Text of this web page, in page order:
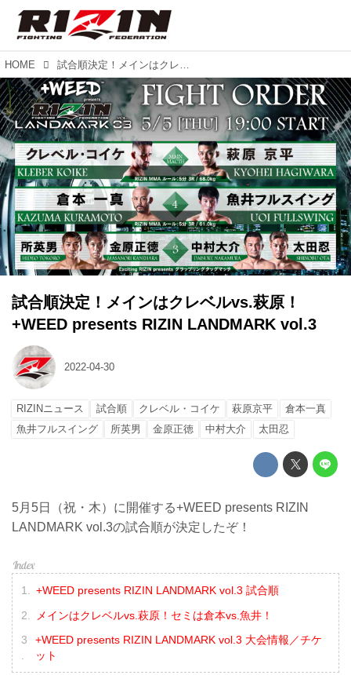
HOME 試合順決定！メインはクレベルvs.萩原！+WEED presents RIZIN LANDMARK vol.3
試合順決定！メインはクレベルvs.萩原！
+WEED presents RIZIN LANDMARK vol.3
2022-04-30
RIZINニュース 試合順 クレベル・コイケ 萩原京平
倉本一真
魚井フルスイング
所英男 金原正徳 中村大介 太田忍
5月5日（祝・木）に開催する+WEED presents RIZIN
LANDMARK vol.3の試合順が決定したぞ！
+WEED presents RIZIN LANDMARK vol.3 試合順
メインはクレベルvs.萩原！セミは倉本vs.魚井！
+WEED presents RIZIN LANDMARK vol.3 大会情報／チケ
ット